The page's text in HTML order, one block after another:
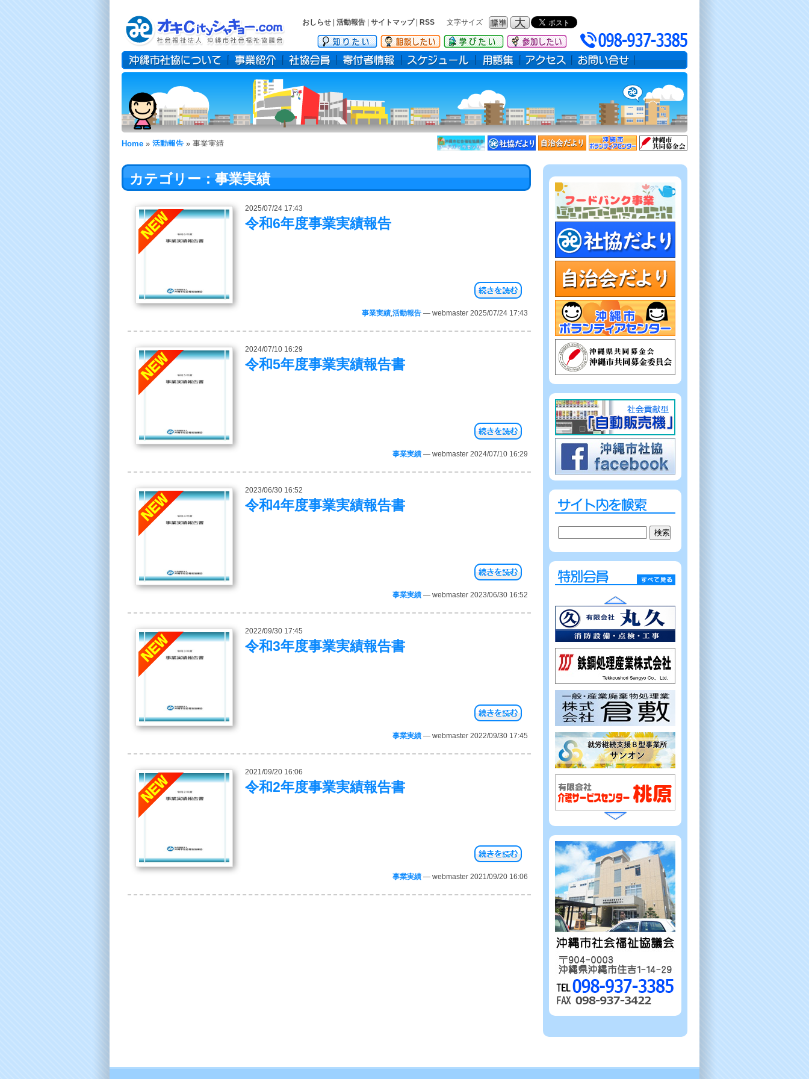
おしらせ | 活動報告 | サイトマップ| RSS 文字サイズ
フォ
ント
サイ
ズ：
フォ
ント
サイ
ズ：
Home » 活動報告 » 事業実績
カテゴリー：事業実績
2025/07/24 17:43
令和6年度事業実績報告
事業実績 活動報告 — webmaster 2025/07/24 17:43
2024/07/10 16:29
令和5年度事業実績報告書
事業実績 — webmaster 2024/07/10 16:29
2023/06/30 16:52
令和4年度事業実績報告書
事業実績 — webmaster 2023/06/30 16:52
2022/09/30 17:45
令和3年度事業実績報告書
事業実績 — webmaster 2022/09/30 17:45
2021/09/20 16:06
令和2年度事業実績報告書
事業実績 — webmaster 2021/09/20 16:06